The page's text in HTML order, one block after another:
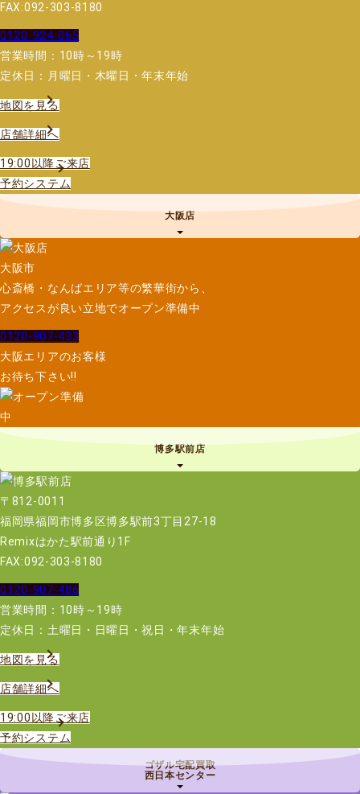
FAX:092-303-8180
0120-924-065
営業時間：10時～19時
定休日：月曜日・木曜日・年末年始
地図を見る
店舗詳細へ
19:00以降ご来店
予約システム
大阪店
大阪市
心斎橋・なんばエリア等の繁華街から、
アクセスが良い立地でオープン準備中
0120-907-433
大阪エリアのお客様
お待ち下さい!!
博多駅前店
〒812-0011
福岡県福岡市博多区博多駅前3丁目27-18
Remixはかた駅前通り1F
FAX:092-303-8180
0120-907-486
営業時間：10時～19時
定休日：土曜日・日曜日・祝日・年末年始
地図を見る
店舗詳細へ
19:00以降ご来店
予約システム
ゴザル宅配買取
西日本センター